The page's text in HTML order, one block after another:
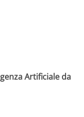
Artificiale da